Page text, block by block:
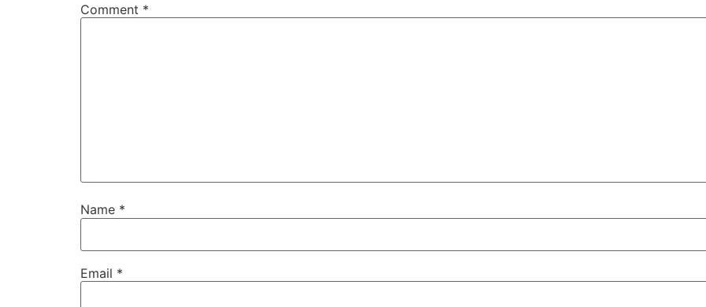
Comment *
Name *
Email *